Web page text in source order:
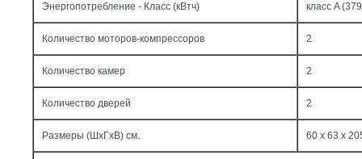
Энергопотребление - Класс (кВтч) класс A
Количество моторов-компрессоров 2
Количество камер 2
Количество дверей 2
Размеры (ШxГxВ) см. 60 x 63 x